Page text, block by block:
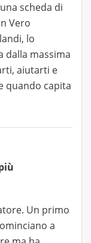
scheda di
Vero
lo
dalla massima
aiutarti e
quando capita
Un primo
a